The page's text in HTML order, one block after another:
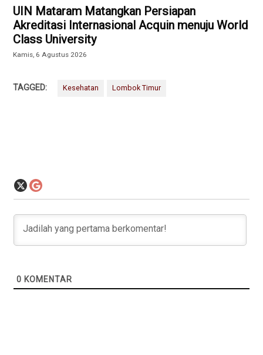
UIN Mataram Matangkan Persiapan
Akreditasi Internasional Acquin menuju World
Class University
Kamis, 6 Agustus 2026
TAGGED: Kesehatan Lombok Timur
0 KOMENTAR